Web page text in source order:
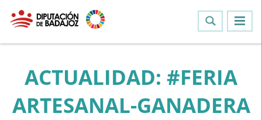
ACTUALIDAD: #FERIA
ARTESANAL-GANADERA